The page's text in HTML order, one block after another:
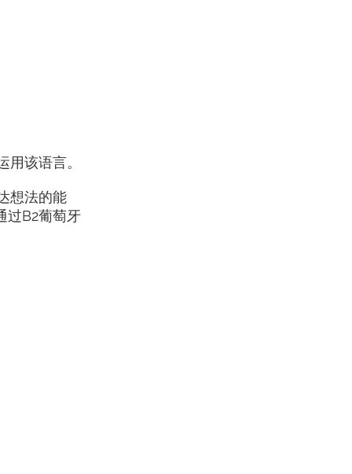
该语言。
想法的能
过B2葡萄牙